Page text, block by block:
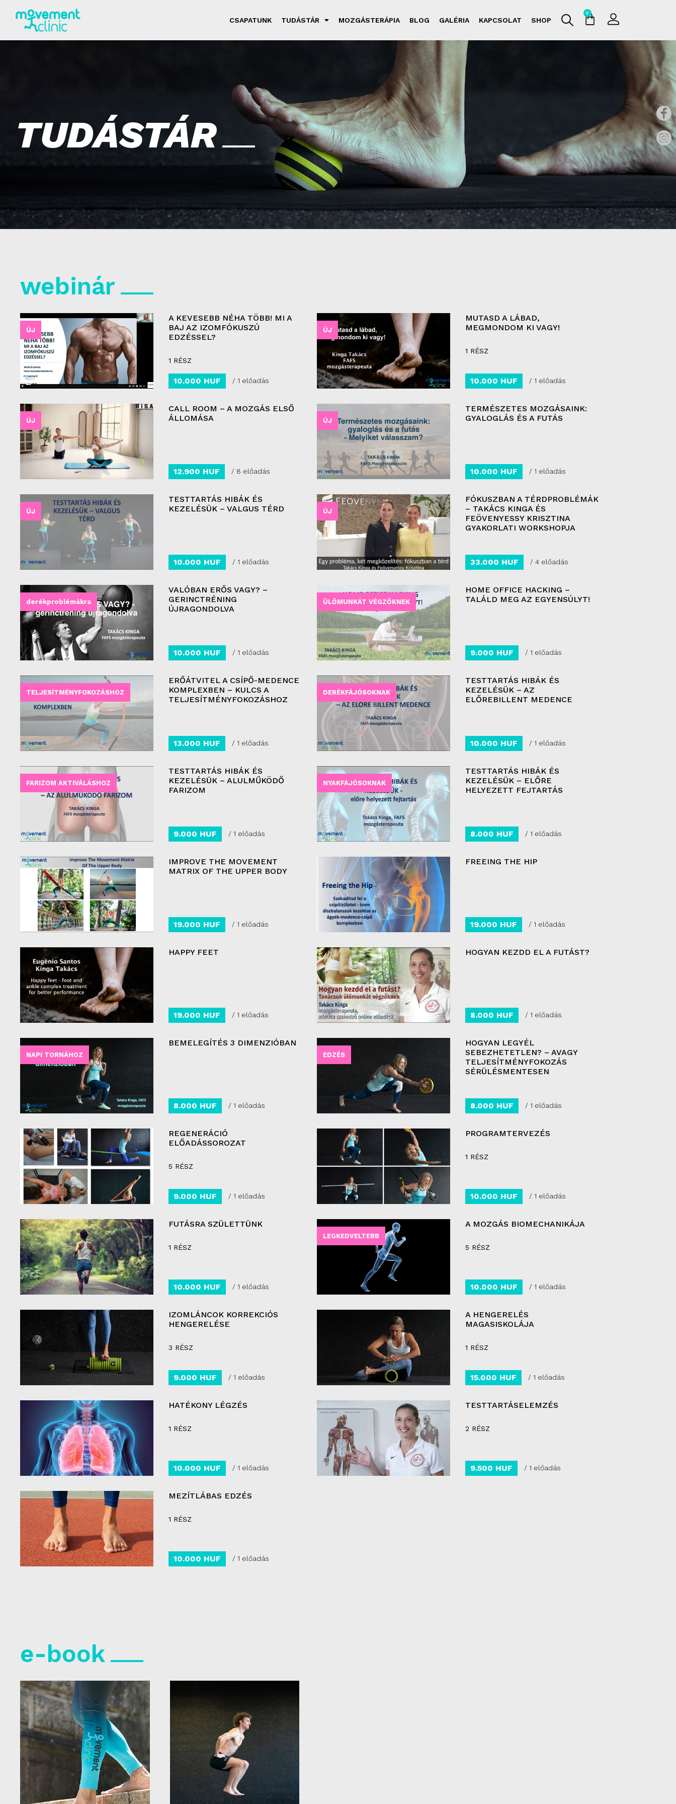
CSAPATUNK TUDÁSTÁR MOZGÁSTERÁPIA BLOG GALÉRIA KAPCSOLAT SHOP
0
TUDÁSTÁR
webinár
ÚJ
A KEVESEBB NÉHA TÖBB! MI A
BAJ AZ IZOMFÓKUSZÚ
EDZÉSSEL?
1 RÉSZ
10.000 HUF / 1 előadás
ÚJ
MUTASD A LÁBAD,
MEGMONDOM KI VAGY!
1 RÉSZ
10.000 HUF / 1 előadás
ÚJ
CALL ROOM – A MOZGÁS ELSŐ
ÁLLOMÁSA
12.900 HUF / 8 előadás
ÚJ
TERMÉSZETES MOZGÁSAINK:
GYALOGLÁS ÉS A FUTÁS
10.000 HUF / 1 előadás
ÚJ
TESTTARTÁS HIBÁK ÉS
KEZELÉSÜK – VALGUS TÉRD
10.000 HUF / 1 előadás
ÚJ
FÓKUSZBAN A TÉRDPROBLÉMÁK
– TAKÁCS KINGA ÉS
FEÖVENYESSY KRISZTINA
GYAKORLATI WORKSHOPJA
33.000 HUF / 4 előadás
derékproblémákra
VALÓBAN ERŐS VAGY? –
GERINCTRÉNING
ÚJRAGONDOLVA
10.000 HUF / 1 előadás
ÜLŐMUNKÁT VÉGZŐKNEK
HOME OFFICE HACKING –
TALÁLD MEG AZ EGYENSÚLYT!
9.000 HUF / 1 előadás
TELJESÍTMÉNYFOKOZÁSHOZ
ERŐÁTVITEL A CSÍPŐ-MEDENCE
KOMPLEXBEN – KULCS A
TELJESÍTMÉNYFOKOZÁSHOZ
13.000 HUF / 1 előadás
DERÉKFÁJÓSOKNAK
TESTTARTÁS HIBÁK ÉS
KEZELÉSÜK – AZ
ELŐREBILLENT MEDENCE
10.000 HUF / 1 előadás
FARIZOM AKTIVÁLÁSHOZ
TESTTARTÁS HIBÁK ÉS
KEZELÉSÜK – ALULMŰKÖDŐ
FARIZOM
9.000 HUF / 1 előadás
NYAKFÁJÓSOKNAK
TESTTARTÁS HIBÁK ÉS
KEZELÉSÜK – ELŐRE
HELYEZETT FEJTARTÁS
8.000 HUF / 1 előadás
IMPROVE THE MOVEMENT
MATRIX OF THE UPPER BODY
19.000 HUF / 1 előadás
FREEING THE HIP
19.000 HUF / 1 előadás
HAPPY FEET
19.000 HUF / 1 előadás
HOGYAN KEZDD EL A FUTÁST?
8.000 HUF / 1 előadás
NAPI TORNÁHOZ
BEMELEGÍTÉS 3 DIMENZIÓBAN
8.000 HUF / 1 előadás
EDZÉS
HOGYAN LEGYÉL
SEBEZHETETLEN? – AVAGY
TELJESÍTMÉNYFOKOZÁS
SÉRÜLÉSMENTESEN
8.000 HUF / 1 előadás
REGENERÁCIÓ
ELŐADÁSSOROZAT
5 RÉSZ
9.000 HUF / 1 előadás
PROGRAMTERVEZÉS
1 RÉSZ
10.000 HUF / 1 előadás
FUTÁSRA SZÜLETTÜNK
1 RÉSZ
10.000 HUF / 1 előadás
LEGKEDVELTEBB
A MOZGÁS BIOMECHANIKÁJA
5 RÉSZ
10.000 HUF / 1 előadás
IZOMLÁNCOK KORREKCIÓS
HENGERELÉSE
3 RÉSZ
9.000 HUF / 1 előadás
A HENGERELÉS
MAGASISKOLÁJA
1 RÉSZ
15.000 HUF / 1 előadás
HATÉKONY LÉGZÉS
1 RÉSZ
10.000 HUF / 1 előadás
TESTTARTÁSELEMZÉS
2 RÉSZ
9.500 HUF / 1 előadás
MEZÍTLÁBAS EDZÉS
1 RÉSZ
10.000 HUF / 1 előadás
e-book